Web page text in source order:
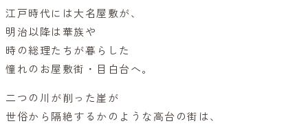
江戸時代には大名屋敷が、
明治以降は華族や
時の総理たちが暮らした
憧れのお屋敷街・目白台へ。
二つの川が削った崖が
世俗から隔絶するかのような高台の街は、